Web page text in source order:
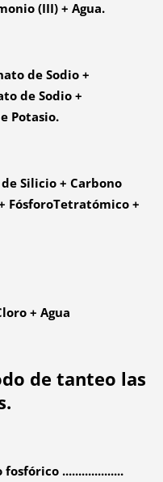
(III) + Agua.
de Sodio +
de Sodio +
Potasio.
Silicio + Carbono
FósforoTetratómico +
+ Agua
de tanteo las
...................